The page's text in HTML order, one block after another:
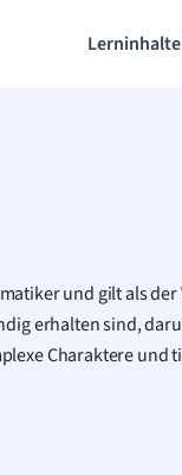
und gilt als der
erhalten sind,
Charaktere und